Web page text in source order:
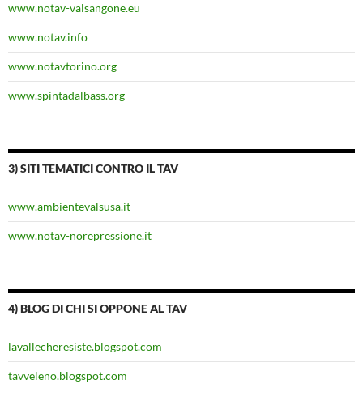
www.notav-valsangone.eu
www.notav.info
www.notavtorino.org
www.spintadalbass.org
3) SITI TEMATICI CONTRO IL TAV
www.ambientevalsusa.it
www.notav-norepressione.it
4) BLOG DI CHI SI OPPONE AL TAV
lavallecheresiste.blogspot.com
tavveleno.blogspot.com